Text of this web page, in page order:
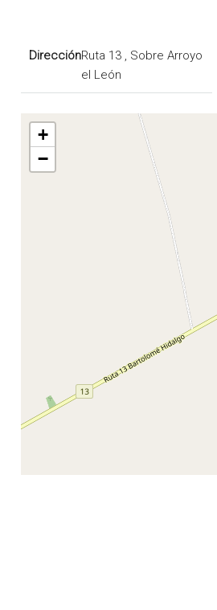
DirecciónRuta 13 , Sobre Arroyo
el León
+
−